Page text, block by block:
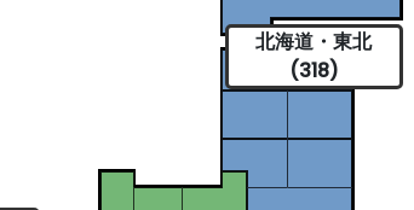
北海道・東北
(318)